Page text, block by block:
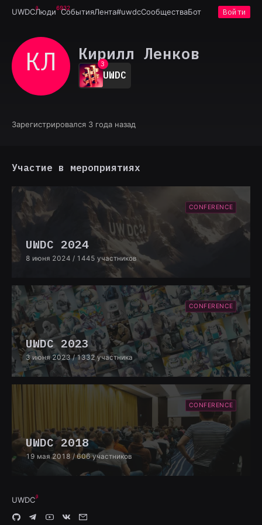
UWDCЛюди6932
СобытияЛента#uwdcСообществаБот Войти
КЛ Кирилл Ленков
2
3
4
5
8
UWDC
Зарегистрировался 3 года назад
Участие в мероприятиях
CONFERENCE
UWDC 2024
8 июня 2024 / 1445 участников
CONFERENCE
UWDC 2023
3 июня 2023 / 1332 участника
CONFERENCE
UWDC 2018
19 мая 2018 / 606 участников
UWDC